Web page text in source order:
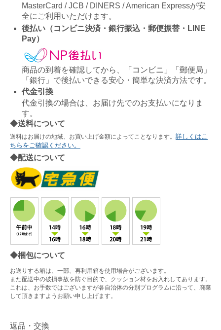
MasterCard / JCB / DINERS / American Expressが安
全にご利用いただけます。
後払い（コンビニ決済・銀行振込・郵便振替・LINE
Pay）
商品の到着を確認してから、「コンビニ」「郵便局」
「銀行」で後払いできる安心・簡単な決済方法です。
代金引換
代金引換の場合は、お届け先でのお支払いになりま
す。
◆送料について
送料はお届けの地域、お買い上げ金額によってことなります。 詳しくはこ
ちらをご確認ください。
◆配送について
◆梱包について
お送りする箱は、一部、再利用箱を使用場合がございます。
また配送中の破損事故を防ぐ目的で、クッション材をお入れしてあります。
これは、お手数ではございますが各自治体の分別プログラムに沿って、廃棄
して頂きますようお願い申し上げます。
返品・交換